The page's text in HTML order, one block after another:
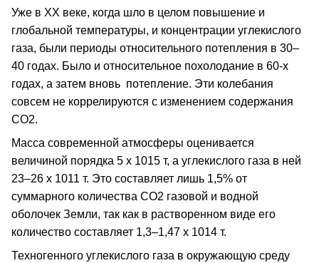
Уже в ХХ веке, когда шло в целом повышение и
глобальной температуры, и концентрации углекислого
газа, были периоды относительного потепления в 30–
40 годах. Было и относительное похолодание в 60-х
годах, а затем вновь потепление. Эти колебания
совсем не коррелируются с изменением содержания
СО2.
Масса современной атмосферы оценивается
величиной порядка 5 х 1015 т, а углекислого газа в ней
23–26 х 1011 т. Это составляет лишь 1,5% от
суммарного количества СО2 газовой и водной
оболочек Земли, так как в растворенном виде его
количество составляет 1,3–1,47 х 1014 т.
Техногенного углекислого газа в окружающую среду